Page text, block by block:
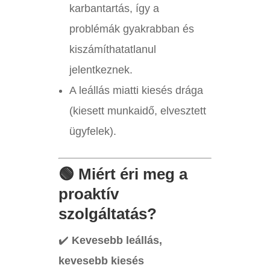
karbantartás, így a
problémák gyakrabban és
kiszámíthatatlanul
jelentkeznek.
A leállás miatti kiesés drága
(kiesett munkaidő, elvesztett
ügyfelek).
🟢 Miért éri meg a
proaktív
szolgáltatás?
✔️ Kevesebb leállás,
kevesebb kiesés